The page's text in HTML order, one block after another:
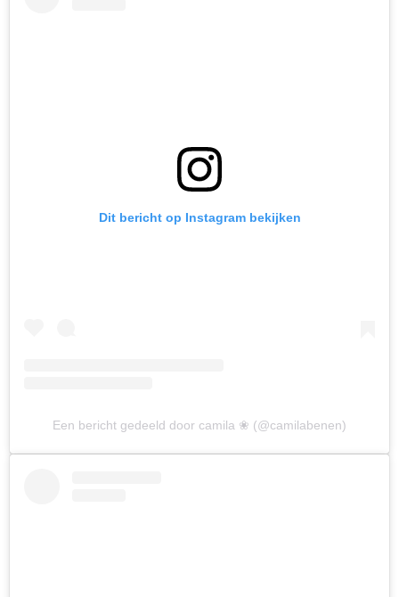
Dit bericht op Instagram bekijken
Een bericht gedeeld door camila ❀ (@camilabenen)